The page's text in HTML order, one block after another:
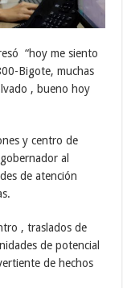
“hoy me siento
Bigote, muchas
, bueno hoy
y centro de
al
de atención
, traslados de
de potencial
de hechos